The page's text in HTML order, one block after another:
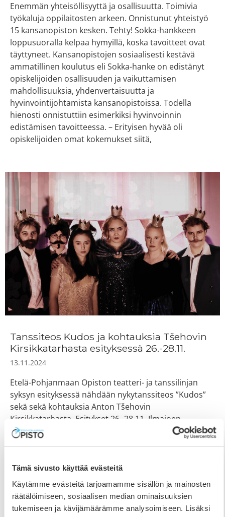
Tämä sivusto käyttää evästeitä
Käytämme evästeitä tarjoamamme sisällön ja mainosten
räätälöimiseen, sosiaalisen median ominaisuuksien
tukemiseen ja kävijämäärämme analysoimiseen. Lisäksi
Enemmän yhteisöllisyyttä ja osallisuutta. Toimivia
työkaluja oppilaitosten arkeen. Onnistunut yhteistyö
15 kansanopiston kesken. Tehty! Sokka-hankkeen
loppusuoralla kelpaa hymyillä, koska tavoitteet ovat
täyttyneet. Kansanopistojen sosiaalisesti kestävä
ammatillinen koulutus eli Sokka-hanke on edistänyt
opiskelijoiden osallisuuden ja vaikuttamisen
mahdollisuuksia, yhdenvertaisuutta ja
hyvinvointijohtamista kansanopistoissa. Todella
hienosti onnistuttiin esimerkiksi hyvinvoinnin
edistämisen tavoitteessa. – Erityisen hyvää oli
opiskelijoiden omat kokemukset siitä,
Tanssiteos Kudos ja kohtauksia Tšehovin
Kirsikkatarhasta esityksessä 26.-28.11.
13.11.2024
Etelä-Pohjanmaan Opiston teatteri- ja tanssilinjan
syksyn esityksessä nähdään nykytanssiteos ”Kudos”
sekä sekä kohtauksia Anton Tšehovin
Kirsikkatarhasta. Esitykset 26.-28.11. Ilmajoen
kampuksen auditoriossa. KUDOS on nykytanssiteos,
sen ei tarvitse olla pysyvää. Olemme aina osa erilaisia
kudoksia, joissa elämämme kietoutuu yhteen. Joskus
tarvitaan ojentamista ja toisinaan